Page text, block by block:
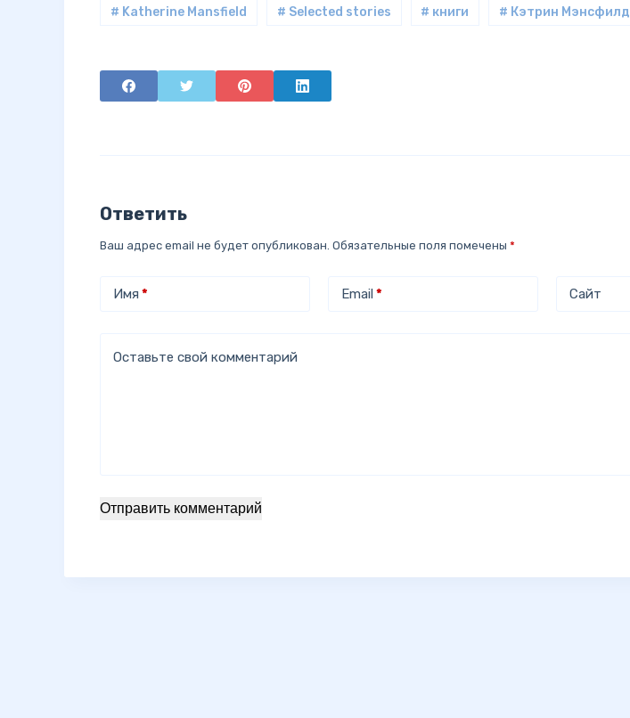
# Katherine Mansfield # Selected stories # книги # Кэтрин Мэнсфилд
Ответить
Ваш адрес email не будет опубликован. Обязательные поля помечены *
Имя * Email * Сайт
Оставьте свой комментарий
Отправить комментарий